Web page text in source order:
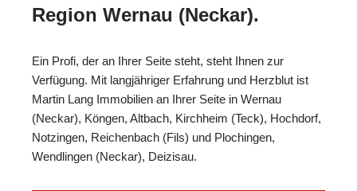
Region Wernau (Neckar).
Ein Profi, der an Ihrer Seite steht, steht Ihnen zur
Verfügung. Mit langjähriger Erfahrung und Herzblut ist
Martin Lang Immobilien an Ihrer Seite in Wernau
(Neckar), Köngen, Altbach, Kirchheim (Teck), Hochdorf,
Notzingen, Reichenbach (Fils) und Plochingen,
Wendlingen (Neckar), Deizisau.